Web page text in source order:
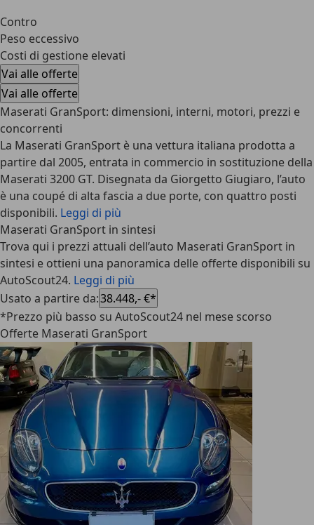
Contro
Peso eccessivo
Costi di gestione elevati
Vai alle offerte
Vai alle offerte
Maserati GranSport: dimensioni, interni, motori, prezzi e
concorrenti
La Maserati GranSport è una vettura italiana prodotta a
partire dal 2005, entrata in commercio in sostituzione della
Maserati 3200 GT. Disegnata da Giorgetto Giugiaro, l’auto
è una coupé di alta fascia a due porte, con quattro posti
disponibili. Leggi di più
Maserati GranSport in sintesi
Trova qui i prezzi attuali dell’auto Maserati GranSport in
sintesi e ottieni una panoramica delle offerte disponibili su
AutoScout24. Leggi di più
Usato a partire da:38.448,- €*
*Prezzo più basso su AutoScout24 nel mese scorso
Offerte Maserati GranSport